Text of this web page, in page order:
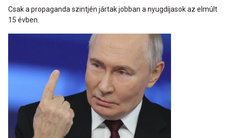
Csak a propaganda szintjén jártak jobban a nyugdíjasok az elmúlt
15 évben.